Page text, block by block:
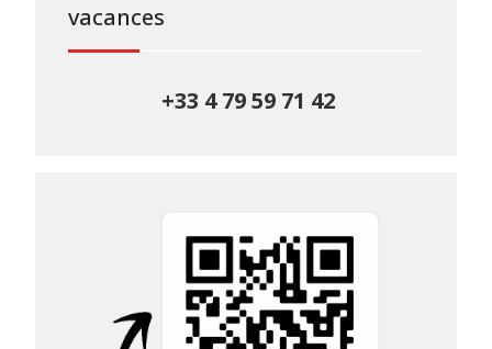
vacances
+33 4 79 59 71 42